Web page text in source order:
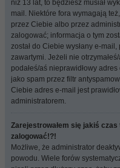
niż 13 lat, to będziesz musiał
mail. Niektóre fora wymagają
przez Ciebie albo przez
zalogować; informacja o tym
został do Ciebie wysłany e-
zawartymi. Jeżeli nie
podałeś/aś nieprawidłowy
jako spam przez filtr
Ciebie adres e-mail jest
administratorem.
Zarejestrowałem się jakiś
zalogować!?!
Możliwe, że administrator
powodu. Wiele forów